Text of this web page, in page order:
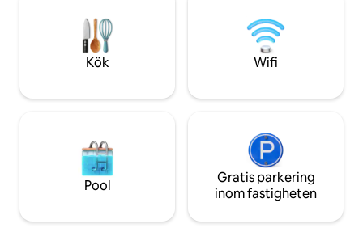
gott glas av vårt lokala kostnadsfria vin.
och stjärnhimlen
takterrassen på
Kök Wifi
Pool
Gratis parkering
inom fastigheten